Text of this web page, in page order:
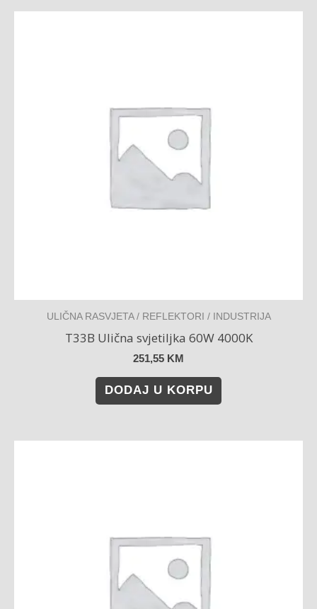
ULIČNA RASVJETA / REFLEKTORI / INDUSTRIJA
T33B Ulična svjetiljka 60W 4000K
251,55 KM
DODAJ U KORPU